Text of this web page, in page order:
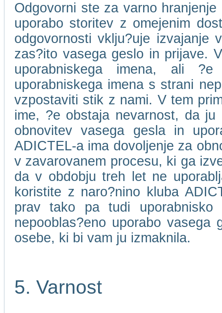
Odgovorni ste za varno
uporabo storitev z omejenim
odgovornosti vklju?uje izvajanje
zas?ito vasega geslo in prijave.
uporabniskega imena, ali
uporabniskega imena s strani
vzpostaviti stik z nami. V tem
ime, ?e obstaja nevarnost, da
obnovitev vasega gesla in
ADICTEL-a ima dovoljenje za
v zavarovanem procesu, ki ga
da v obdobju treh let ne
koristite z naro?nino kluba
prav tako pa tudi
nepooblas?eno uporabo
osebe, ki bi vam ju izmaknila.
5. Varnost